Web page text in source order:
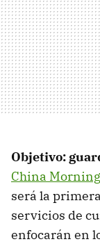
Objetivo:
China
será la
servicios de
enfocarán en